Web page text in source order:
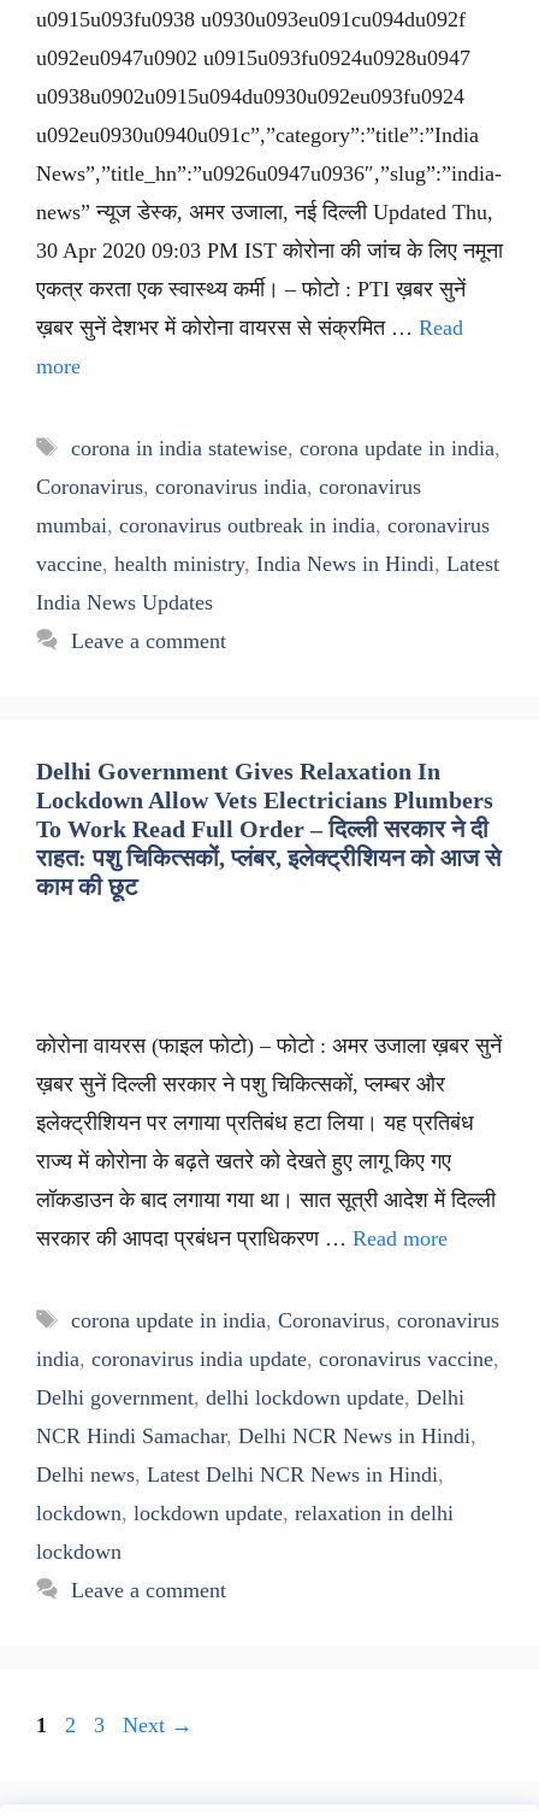
u0915u093fu0938 u0930u093eu091cu094du092f
u092eu0947u0902 u0915u093fu0924u0928u0947
u0938u0902u0915u094du0930u092eu093fu0924
u092eu0930u0940u091c”,”category”:”title”:”India
News”,”title_hn”:”u0926u0947u0936″,”slug”:”india-
news” न्यूज डेस्क, अमर उजाला, नई दिल्ली Updated Thu,
30 Apr 2020 09:03 PM IST कोरोना की जांच के लिए नमूना
एकत्र करता एक स्वास्थ्य कर्मी। – फोटो : PTI ख़बर सुनें
ख़बर सुनें देशभर में कोरोना वायरस से संक्रमित … Read
more
Tags
corona in india statewise, corona update in india,
Coronavirus, coronavirus india, coronavirus
mumbai, coronavirus outbreak in india, coronavirus
vaccine, health ministry, India News in Hindi, Latest
India News Updates
Leave a comment
Delhi Government Gives Relaxation In
Lockdown Allow Vets Electricians Plumbers
To Work Read Full Order – दिल्ली सरकार ने दी
राहत: पशु चिकित्सकों, प्लंबर, इलेक्ट्रीशियन को आज से
काम की छूट
कोरोना वायरस (फाइल फोटो) – फोटो : अमर उजाला ख़बर सुनें
ख़बर सुनें दिल्ली सरकार ने पशु चिकित्सकों, प्लम्बर और
इलेक्ट्रीशियन पर लगाया प्रतिबंध हटा लिया। यह प्रतिबंध
राज्य में कोरोना के बढ़ते खतरे को देखते हुए लागू किए गए
लॉकडाउन के बाद लगाया गया था। सात सूत्री आदेश में दिल्ली
सरकार की आपदा प्रबंधन प्राधिकरण … Read more
Tags
corona update in india, Coronavirus, coronavirus
india, coronavirus india update, coronavirus vaccine,
Delhi government, delhi lockdown update, Delhi
NCR Hindi Samachar, Delhi NCR News in Hindi,
Delhi news, Latest Delhi NCR News in Hindi,
lockdown, lockdown update, relaxation in delhi
lockdown
Leave a comment
Page
1 Page
2 Page
3 Next →